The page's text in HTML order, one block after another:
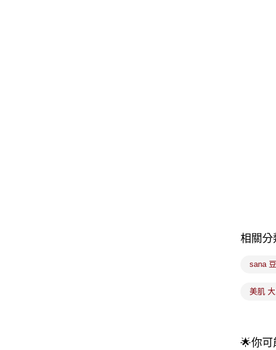
相關分
sana
美肌
🌟你可